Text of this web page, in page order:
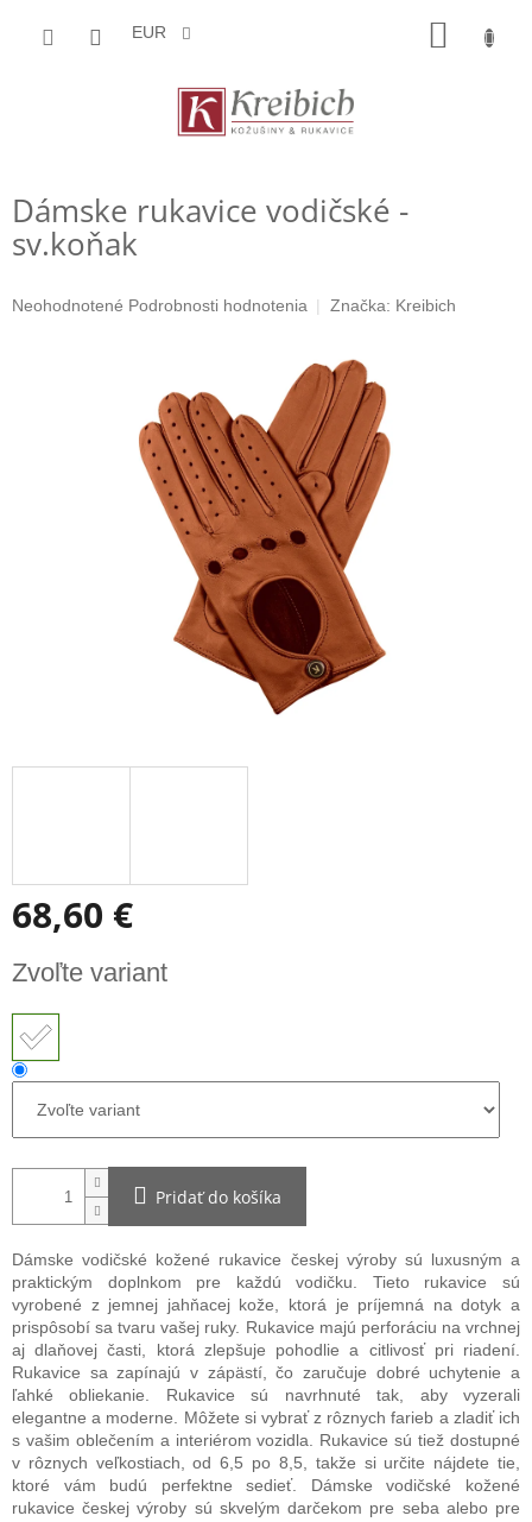
EUR
Dámske rukavice vodičské -
sv.koňak
Priemerné
Neohodnotené Podrobnosti hodnotenia Značka: Kreibich
68,60 €
cena:
Zvoľte variant
Pridať do košíka
Dámske vodičské kožené rukavice českej výroby sú luxusným a
praktickým doplnkom pre každú vodičku. Tieto rukavice sú
vyrobené z jemnej jahňacej kože, ktorá je príjemná na dotyk a
prispôsobí sa tvaru vašej ruky. Rukavice majú perforáciu na vrchnej
aj dlaňovej časti, ktorá zlepšuje pohodlie a citlivosť pri riadení.
Rukavice sa zapínajú v zápästí, čo zaručuje dobré uchytenie a
ľahké obliekanie. Rukavice sú navrhnuté tak, aby vyzerali
elegantne a moderne. Môžete si vybrať z rôznych farieb a zladiť ich
s vašim oblečením a interiérom vozidla. Rukavice sú tiež dostupné
v rôznych veľkostiach, od 6,5 po 8,5, takže si určite nájdete tie,
ktoré vám budú perfektne sedieť. Dámske vodičské kožené
rukavice českej výroby sú skvelým darčekom pre seba alebo pre